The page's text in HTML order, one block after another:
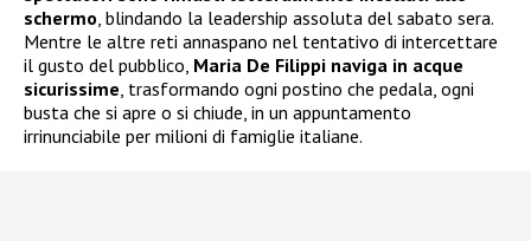
schermo, blindando la leadership assoluta del sabato sera.
Mentre le altre reti annaspano nel tentativo di intercettare
il gusto del pubblico, Maria De Filippi naviga in acque
sicurissime, trasformando ogni postino che pedala, ogni
busta che si apre o si chiude, in un appuntamento
irrinunciabile per milioni di famiglie italiane.